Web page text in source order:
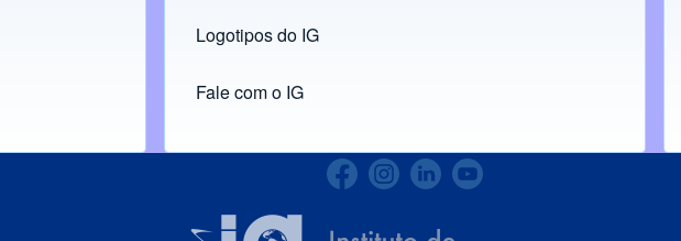
Logotipos do IG
(opens in new tab)
Fale com o IG